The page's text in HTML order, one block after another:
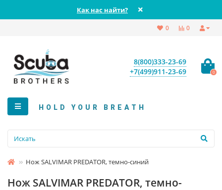
Как нас найти?
0
0
8(800)333-23-69
+7(499)911-23-69
0
HOLD YOUR BREATH
Нож SALVIMAR PREDATOR, темно-синий
Нож SALVIMAR PREDATOR, темно-